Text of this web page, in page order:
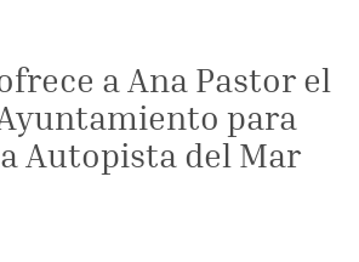
a Ana Pastor el
para
Autopista del Mar